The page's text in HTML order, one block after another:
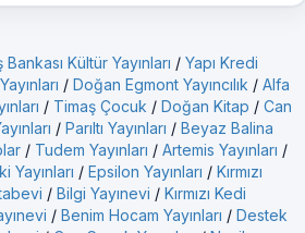
Bankası Kültür Yayınları / Yapı Kredi
/ Doğan Egmont Yayıncılık / Alfa
/ Timaş Çocuk / Doğan Kitap / Can
/ Parıltı Yayınları / Beyaz Balina
/ Tudem Yayınları / Artemis Yayınları /
Yayınları / Epsilon Yayınları / Kırmızı
/ Bilgi Yayınevi / Kırmızı Kedi
/ Benim Hocam Yayınları / Destek